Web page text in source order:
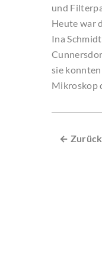
und
Heute war
Ina
sie
Mikroskop
←